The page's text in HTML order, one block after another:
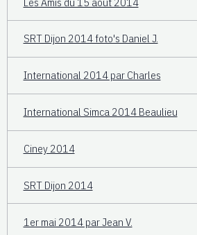
SRT Dijon 2014 foto's Daniel J.
International 2014 par Charles
International Simca 2014 Beaulieu
Ciney 2014
SRT Dijon 2014
1er mai 2014 par Jean V.